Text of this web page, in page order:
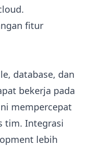
fitur
database, dan
bekerja pada
mempercepat
tim. Integrasi
lebih